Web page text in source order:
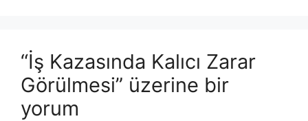
“İş Kazasında Kalıcı Zarar
Görülmesi” üzerine bir
yorum